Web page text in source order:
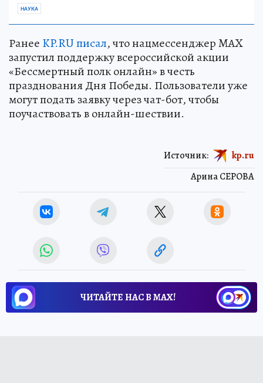
НАУКА
Ранее KP.RU писал, что нацмессенджер MAX
запустил поддержку всероссийской акции
«Бессмертный полк онлайн» в честь
празднования Дня Победы. Пользователи уже
могут подать заявку через чат-бот, чтобы
поучаствовать в онлайн-шествии.
Арина СЕРОВА
Источник: kp.ru
ЧИТАЙТЕ НАС В МАХ!